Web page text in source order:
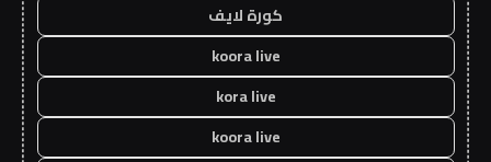
كورة لايف
koora live
kora live
koora live